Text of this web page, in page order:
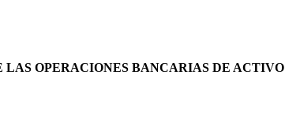
OPERACIONES BANCARIAS DE ACTIVO